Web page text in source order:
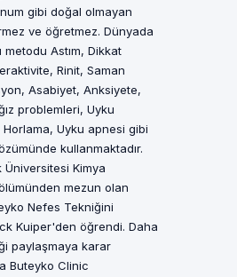
gibi doğal olmayan
ve öğretmez. Dünyada
Astım, Dikkat
Rinit, Saman
Asabiyet, Anksiyete,
problemleri, Uyku
Uyku apnesi gibi
kullanmaktadır.
Üniversitesi Kimya
mezun olan
Nefes Tekniğini
Kuiper'den öğrendi. Daha
paylaşmaya karar
Buteyko Clinic